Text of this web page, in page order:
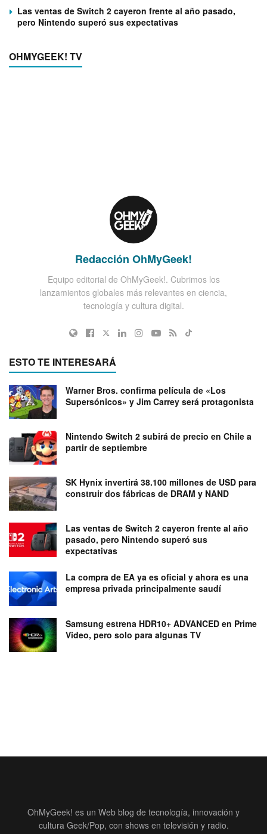
Las ventas de Switch 2 cayeron frente al año pasado,
pero Nintendo superó sus expectativas
OHMYGEEK! TV
Redacción OhMyGeek!
Equipo editorial de OhMyGeek!. Cubrimos los
lanzamientos globales más relevantes en ciencia,
tecnología y cultura digital.
ESTO TE INTERESARÁ
Warner Bros. confirma película de «Los
Supersónicos» y Jim Carrey será protagonista
Nintendo Switch 2 subirá de precio en Chile a
partir de septiembre
SK Hynix invertirá 38.100 millones de USD para
construir dos fábricas de DRAM y NAND
Las ventas de Switch 2 cayeron frente al año
pasado, pero Nintendo superó sus
expectativas
La compra de EA ya es oficial y ahora es una
empresa privada principalmente saudí
Samsung estrena HDR10+ ADVANCED en Prime
Video, pero solo para algunas TV
OhMyGeek! es un Web blog de tecnología, innovación y
cultura Geek/Pop, con shows en televisión y radio.